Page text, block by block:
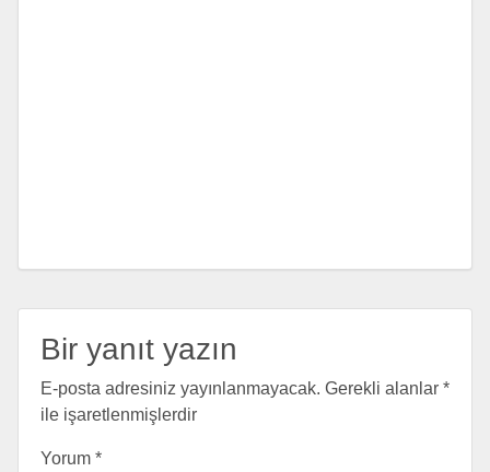
Bir yanıt yazın
E-posta adresiniz yayınlanmayacak. Gerekli alanlar *
ile işaretlenmişlerdir
Yorum *